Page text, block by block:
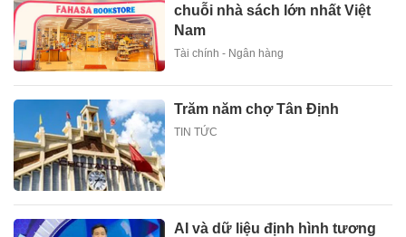
chuỗi nhà sách lớn nhất Việt
Nam
Tài chính - Ngân hàng
Trăm năm chợ Tân Định
TIN TỨC
AI và dữ liệu định hình tương